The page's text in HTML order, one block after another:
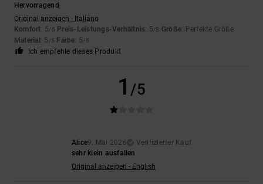
Hervorragend
Original anzeigen - Italiano
Komfort: 5/5 Preis-Leistungs-Verhältnis: 5/5 Größe: Perfekte Größe
Material: 5 /5 Farbe: 5/5
Ich empfehle dieses Produkt
1 /5
Alice9. Mai 2026
Verifizierter Kauf
sehr klein ausfallen
Original anzeigen - English